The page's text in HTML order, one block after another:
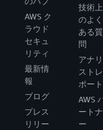
AWS ク
ラウド
セキュ
リティ
最新情
報
ブログ
プレス
リリー
技術上
のよく
ある質
問
アナリ
ストレ
ポート
AWS
ートナ
ー